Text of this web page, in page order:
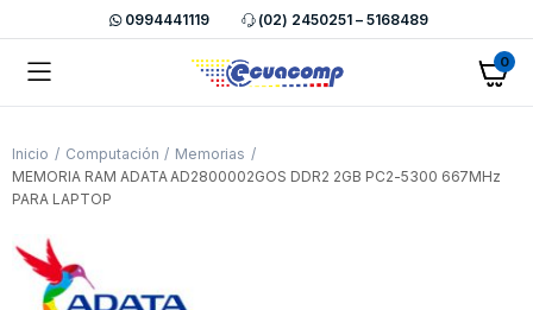
0994441119 (02) 2450251 – 5168489
0
Inicio Computación
Memorias
MEMORIA RAM ADATA AD2800002GOS DDR2 2GB PC2-5300 667MHz
PARA LAPTOP